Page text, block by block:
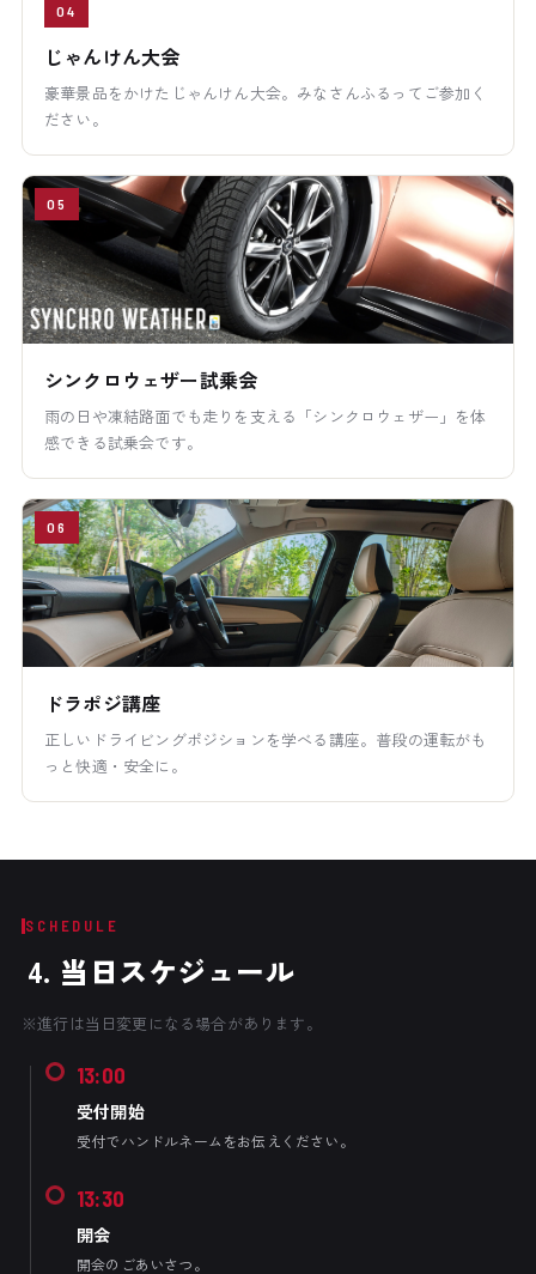
04
じゃんけん大会
豪華景品をかけたじゃんけん大会。みなさんふるってご参加く
ださい。
05
シンクロウェザー試乗会
雨の日や凍結路面でも走りを支える「シンクロウェザー」を体
感できる試乗会です。
06
ドラポジ講座
正しいドライビングポジションを学べる講座。普段の運転がも
っと快適・安全に。
SCHEDULE
4. 当日スケジュール
※進行は当日変更になる場合があります。
13:00
受付開始
受付でハンドルネームをお伝えください。
13:30
開会
開会のごあいさつ。